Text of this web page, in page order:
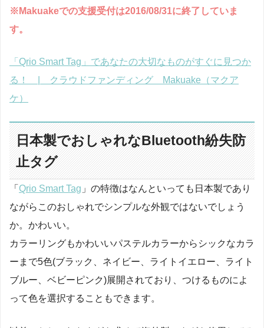
※Makuakeでの支援受付は2016/08/31に終了していま
す。
「Qrio Smart Tag」であなたの大切なものがすぐに見つか
る！ | クラウドファンディング Makuake（マクア
ケ）
日本製でおしゃれなBluetooth紛失防
止タグ
「 Qrio Smart Tag 」の特徴はなんといっても日本製であり
ながらこのおしゃれでシンプルな外観ではないでしょう
か。かわいい。
カラーリングもかわいいパステルカラーからシックなカラ
ーまで5色(ブラック、ネイビー、ライトイエロー、ライト
ブルー、ベビーピンク)展開されており、つけるものによ
って色を選択することもできます。